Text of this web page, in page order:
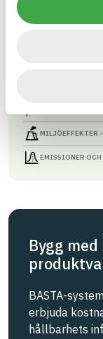
GTIN
HÄLSO- OCH
MILJÖEFFEKTER
EMISSIONER OCH
Bygg
BASTA-
erbjuda
hållbarhets